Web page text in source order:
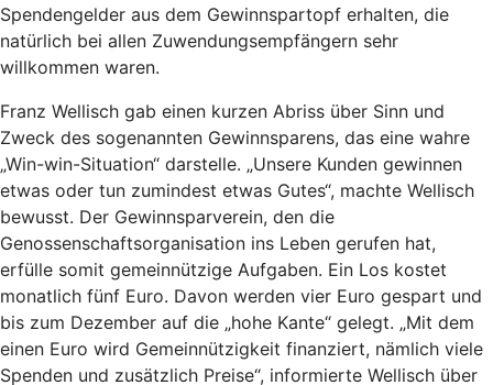
Spendengelder aus dem Gewinnspartopf erhalten, die
natürlich bei allen Zuwendungsempfängern sehr
willkommen waren.
Franz Wellisch gab einen kurzen Abriss über Sinn und
Zweck des sogenannten Gewinnsparens, das eine wahre
„Win-win-Situation“ darstelle. „Unsere Kunden gewinnen
etwas oder tun zumindest etwas Gutes“, machte Wellisch
bewusst. Der Gewinnsparverein, den die
Genossenschaftsorganisation ins Leben gerufen hat,
erfülle somit gemeinnützige Aufgaben. Ein Los kostet
monatlich fünf Euro. Davon werden vier Euro gespart und
bis zum Dezember auf die „hohe Kante“ gelegt. „Mit dem
einen Euro wird Gemeinnützigkeit finanziert, nämlich viele
Spenden und zusätzlich Preise“, informierte Wellisch über